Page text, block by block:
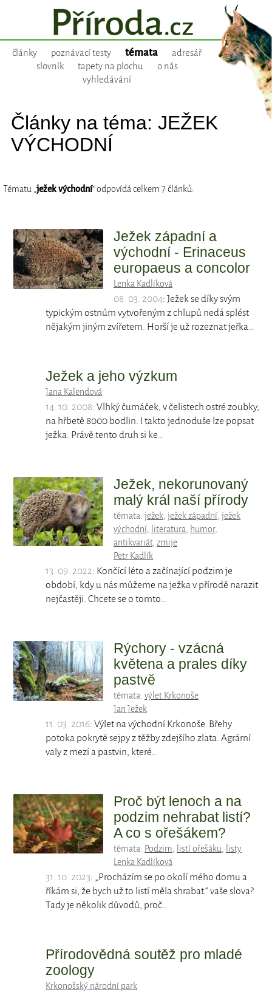
články poznávací testy témata
adresář
slovník
tapety na plochu
o nás
vyhledávání
Články na téma: JEŽEK
VÝCHODNÍ
Tématu „ježek východní“ odpovídá celkem 7 článků:
Ježek západní a
východní - Erinaceus
europaeus a concolor
Lenka Kadlíková
08. 03. 2004: Ježek se díky svým
typickým ostnům vytvořeným z chlupů nedá splést
nějakým jiným zvířetem. Horší je už rozeznat jeřka…
Ježek a jeho výzkum
Jana Kalendová
14. 10. 2008: Vlhký čumáček, v čelistech ostré zoubky,
na hřbetě 8000 bodlin. I takto jednoduše lze popsat
ježka. Právě tento druh si ke…
Ježek, nekorunovaný
malý král naší přírody
témata: ježek, ježek západní, ježek
východní, literatura, humor,
antikvariát, zmije
Petr Kadlík
13. 09. 2022: Končící léto a začínající podzim je
období, kdy u nás můžeme na ježka v přírodě narazit
nejčastěji. Chcete se o tomto…
Rýchory - vzácná
květena a prales díky
pastvě
témata: výlet Krkonoše
Jan Ježek
11. 03. 2016: Výlet na východní Krkonoše. Břehy
potoka pokryté sejpy z těžby zdejšího zlata. Agrární
valy z mezí a pastvin, které…
Proč být lenoch a na
podzim nehrabat listí?
A co s ořešákem?
témata: Podzim, listí ořešáku, listy
Lenka Kadlíková
31. 10. 2023: „Procházím se po okolí mého domu a
říkám si, že bych už to listí měla shrabat.“ vaše slova?
Tady je několik důvodů, proč…
Přírodovědná soutěž pro mladé
zoology
Krkonošský národní park